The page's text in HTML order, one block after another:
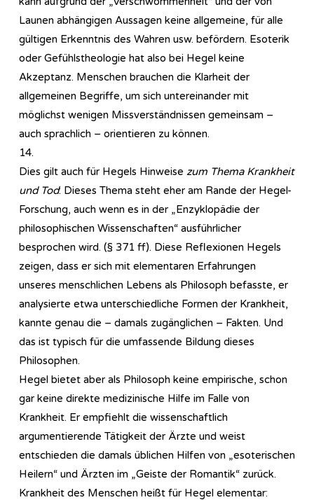
Launen abhängigen Aussagen keine allgemeine, für alle
gültigen Erkenntnis des Wahren usw. befördern. Esoterik
oder Gefühlstheologie hat also bei Hegel keine
Akzeptanz. Menschen brauchen die Klarheit der
allgemeinen Begriffe, um sich untereinander mit
möglichst wenigen Missverständnissen gemeinsam –
auch sprachlich – orientieren zu können.
14.
Dies gilt auch für Hegels Hinweise zum Thema Krankheit
und Tod: Dieses Thema steht eher am Rande der Hegel-
Forschung, auch wenn es in der „Enzyklopädie der
philosophischen Wissenschaften“ ausführlicher
besprochen wird. (§ 371 ff). Diese Reflexionen Hegels
zeigen, dass er sich mit elementaren Erfahrungen
unseres menschlichen Lebens als Philosoph befasste, er
analysierte etwa unterschiedliche Formen der Krankheit,
kannte genau die – damals zugänglichen – Fakten. Und
das ist typisch für die umfassende Bildung dieses
Philosophen.
Hegel bietet aber als Philosoph keine empirische, schon
gar keine direkte medizinische Hilfe im Falle von
Krankheit. Er empfiehlt die wissenschaftlich
argumentierende Tätigkeit der Ärzte und weist
entschieden die damals üblichen Hilfen von „esoterischen
Heilern“ und Ärzten im „Geiste der Romantik“ zurück.
Krankheit des Menschen heißt für Hegel elementar: